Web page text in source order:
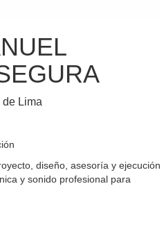
Lima
diseño, asesoría y ejecución
y sonido profesional para